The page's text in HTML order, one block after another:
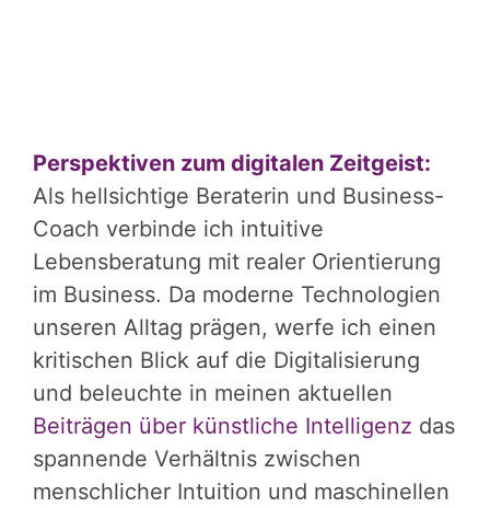
Perspektiven zum digitalen Zeitgeist:
Als hellsichtige Beraterin und Business-
Coach verbinde ich intuitive
Lebensberatung mit realer Orientierung
im Business. Da moderne Technologien
unseren Alltag prägen, werfe ich einen
kritischen Blick auf die Digitalisierung
und beleuchte in meinen aktuellen
Beiträgen über künstliche Intelligenz das
spannende Verhältnis zwischen
menschlicher Intuition und maschinellen